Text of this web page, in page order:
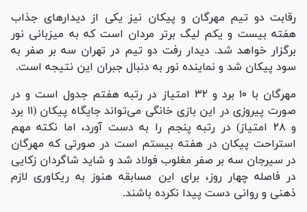
رقابت دو تیم مهرگان و پیکان نیز یکی از دیدار‌های جذاب
هفته بیست و یکم لیگ برتر مردان است که به میزبانی نور
برگزار خواهد شد. دیدار رفت دو تیم در تهران سه بر صفر به
سود پیکان شد و نماینده نور به دنبال جبران این نتیجه است.
مهرگان با ۱۰ برد و ۳۲ امتیاز در رتبه هفتم جدول است و در
صورت پیروزی در این بازی خانگی می‌تواند جایگاه پیکان (۱۱ برد
و ۲۸ امتیاز) در رتبه پنجم را به دست آورد، اما نکته مهم
استراحت پیکان در هفته بیستم است در صورتی که مهرگان
در سیرجان سه بر صفر مغلوب فولاد شد و شاید شاگردان زکایی
در فاصله چهار روز، برای این مسابقه هنوز به ریکاوری لازم
ذهنی و روانی دست پیدا نکرده باشند.